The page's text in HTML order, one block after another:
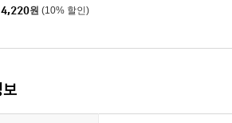
원 (10% 할인)